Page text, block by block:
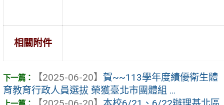
相關附件
【2025-06-20】 賀~~113學年度績優衛生體
育教育行政人員選拔 榮獲臺北市團體組 ...